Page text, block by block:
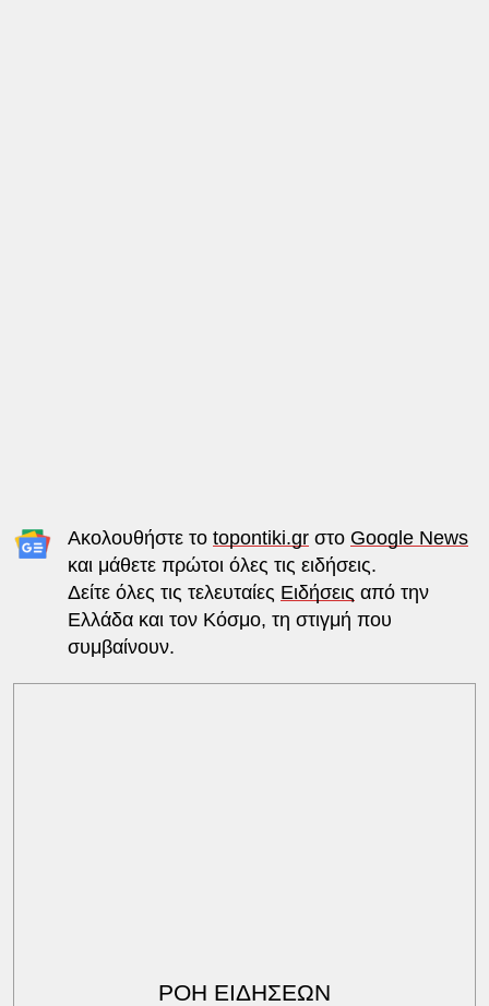
Ακολουθήστε το topontiki.grστο Google News
και μάθετε πρώτοι όλες τις ειδήσεις.
Δείτε όλες τις τελευταίες Ειδήσεις από την
Ελλάδα και τον Κόσμο, τη στιγμή που
συμβαίνουν.
ΡΟΗ ΕΙΔΗΣΕΩΝ